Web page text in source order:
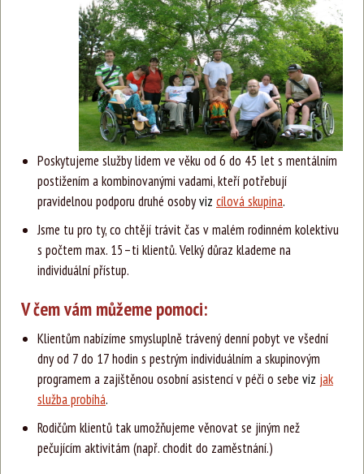
Poskytujeme služby lidem ve věku od 6 do 45 let s mentálním
postižením a kombinovanými vadami, kteří potřebují
pravidelnou podporu druhé osobyviz cílová skupina.
Jsme tu pro ty, co chtějí trávit čas v malém rodinném kolektivu
s počtem max. 15–ti klientů. Velký důraz klademe na
individuální přístup.
V čem vám můžeme pomoci:
Klientům nabízíme smysluplně trávený denní pobyt ve všední
dny od 7 do 17 hodin s pestrým individuálním a skupinovým
programem a zajištěnou osobní asistencí v péči o sebe viz jak
služba probíhá.
Rodičům klientů tak umožňujeme věnovat se jiným než
pečujícím aktivitám (např. chodit do zaměstnání.)